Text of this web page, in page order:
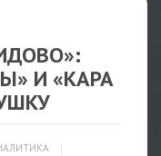
И «КАРА